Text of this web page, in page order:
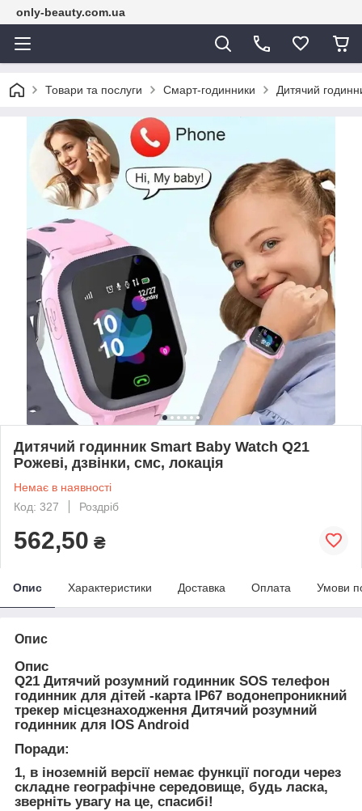
only-beauty.com.ua
Товари та послуги Смарт-годинники Дитячий
Дитячий годинник Smart Baby Watch Q21
Рожеві, дзвінки, смс, локація
Немає в наявності
Код: 327
Роздріб
562,50 ₴
Опис Характеристики Доставка Оплата Умови
Опис
Опис
Q21 Дитячий розумний годинник SOS телефон
годинник для дітей -карта IP67 водонепроникний
трекер місцезнаходження Дитячий розумний
годинник для IOS Android
Поради:
1, в іноземній версії немає функції погоди через
складне географічне середовище, будь ласка,
зверніть увагу на це, спасибі!